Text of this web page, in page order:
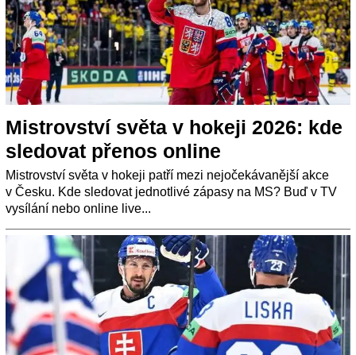
Mistrovství světa v hokeji 2026: kde
sledovat přenos online
Mistrovství světa v hokeji patří mezi nejočekávanější akce
v Česku. Kde sledovat jednotlivé zápasy na MS? Buď v TV
vysílání nebo online live...